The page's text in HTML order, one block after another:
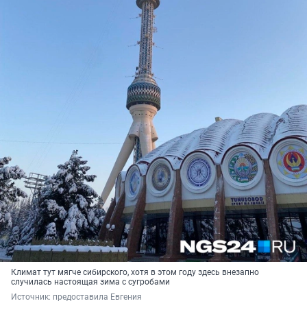
Климат тут мягче сибирского, хотя в этом году здесь внезапно
случилась настоящая зима с сугробами
Источник: предоставила Евгения